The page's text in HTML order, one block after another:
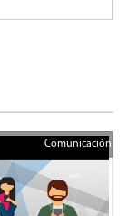
Comunicación